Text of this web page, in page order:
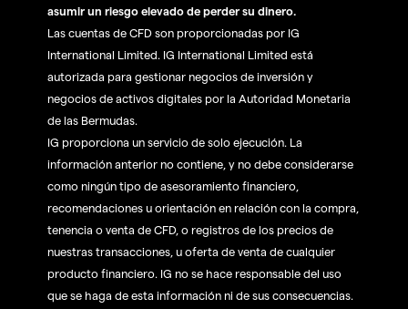
asumir un riesgo elevado de perder su dinero.
Las cuentas de CFD son proporcionadas por IG
International Limited. IG International Limited está
autorizada para gestionar negocios de inversión y
negocios de activos digitales por la Autoridad Monetaria
de las Bermudas.
IG proporciona un servicio de solo ejecución. La
información anterior no contiene, y no debe considerarse
como ningún tipo de asesoramiento financiero,
recomendaciones u orientación en relación con la compra,
tenencia o venta de CFD, o registros de los precios de
nuestras transacciones, u oferta de venta de cualquier
producto financiero. IG no se hace responsable del uso
que se haga de esta información ni de sus consecuencias.